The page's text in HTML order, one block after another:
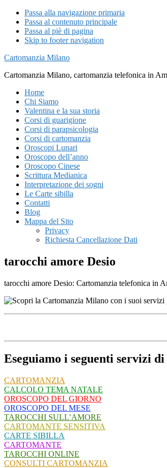
Passa alla navigazione primaria
Passa al contenuto principale
Passa al piè di pagina
Skip to footer navigation
Cartomanzia Milano
Cartomanzia Milano, cartomanzia telefonica in
Home
Chi Siamo
Valentina e la sua storia
Corsi di guarigione
Corsi di parapsicologia
Corsi di cartomanzia
Oroscopi Lunari
Oroscopo dell’anno
Oroscopo Cinese
Scrittura Medianica
Interpretazione dei sogni
Le Carte sibilla
Contatti
Blog
Mappa del Sito
Privacy
Richiesta Cancellazione Dati
tarocchi amore Desio
tarocchi amore Desio: Cartomanzia telefonica in
Eseguiamo i seguenti servizi
CARTOMANZIA
CALCOLO TEMA NATALE
OROSCOPO DEL GIORNO
OROSCOPO DEL MESE
TAROCCHI SULL’AMORE
CARTOMANTE SENSITIVA
CARTE SIBILLA
CARTOMANTE
TAROCCHI ONLINE
CONSULTI CARTOMANZIA